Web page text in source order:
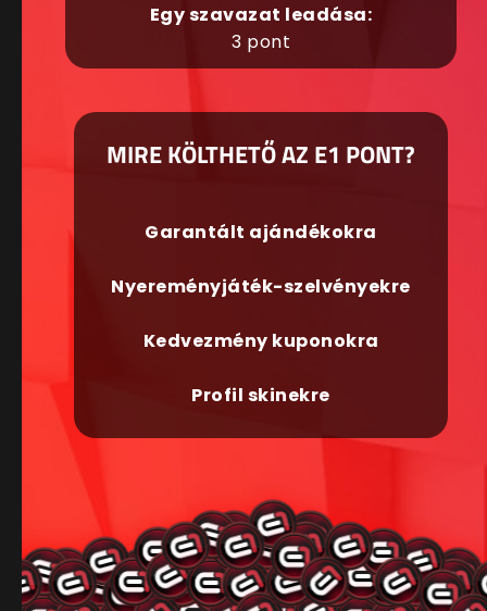
Egy szavazat leadása:
3 pont
MIRE KÖLTHETŐ AZ E1 PONT?
Garantált ajándékokra
Nyereményjáték-szelvényekre
Kedvezmény kuponokra
Profil skinekre